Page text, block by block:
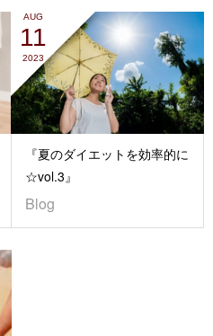
AUG
11
2023
『夏のダイエットを効率的に
☆vol.3』
Blog